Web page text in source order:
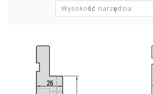
Wysokość narzędzia